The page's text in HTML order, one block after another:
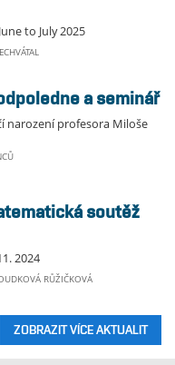
to July 2025
a seminář
narození profesora Miloše
2024
RŮŽIČKOVÁ
ZOBRAZIT VÍCE AKTUALIT